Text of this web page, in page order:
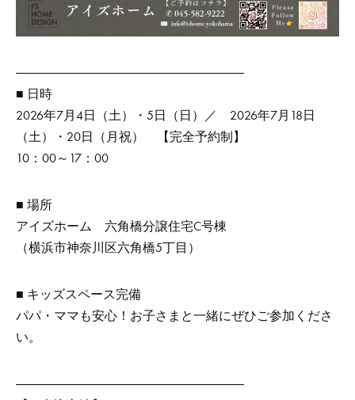
――――――――――――――――――
■ 日時
2026年7月4日（土）・5日（日）／ 2026年7月18日
（土）・20日（月祝） 【完全予約制】
10：00～17：00
■ 場所
アイズホーム 六角橋分譲住宅C号棟
（横浜市神奈川区六角橋5丁目）
■ キッズスペース完備
パパ・ママも安心！お子さまと一緒にぜひご参加くださ
い。
――――――――――――――――――